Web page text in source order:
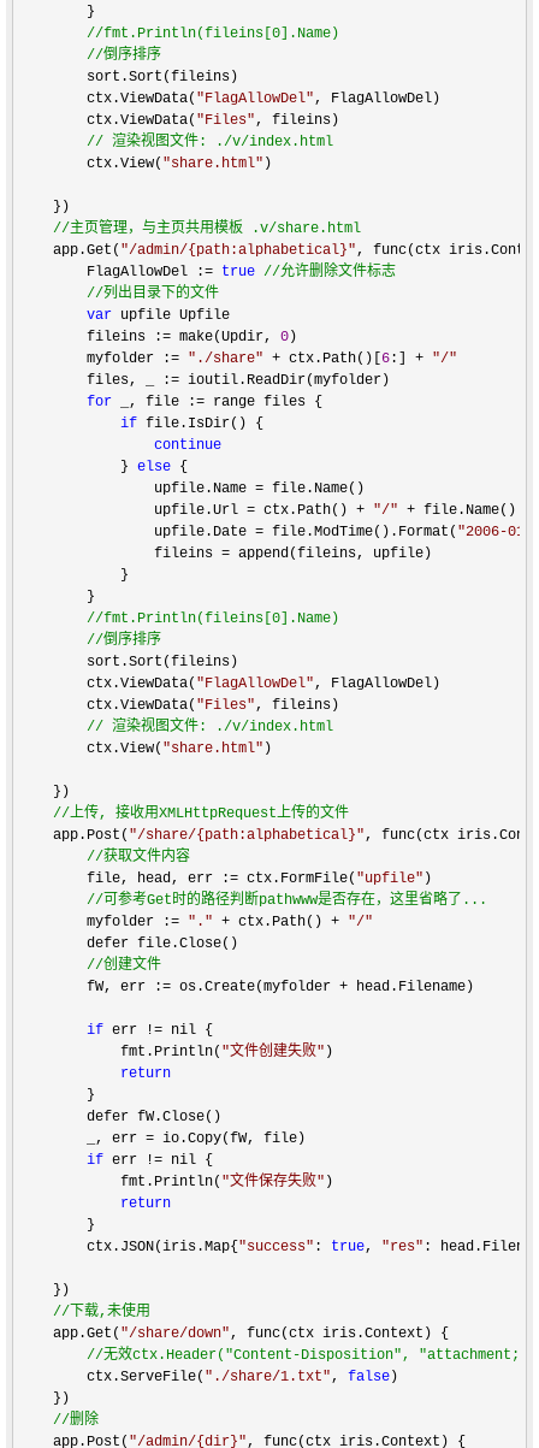
        }
//fmt.Println(fileins[0].Name)
//倒序排序
        sort.Sort(fileins)
        ctx.ViewData(
"FlagAllowDel" , FlagAllowDel)
        ctx.ViewData(
"Files" , fileins)
// 渲染视图文件: ./v/index.html
        ctx.View(
"share.html" )
    })
//主页管理，与主页共用模板 .v/share.html
    app.Get(
"/admin/{path:alphabetical}" , func(ctx
        FlagAllowDel :
= true //允许删除文件标志
//列出目录下的文件
var upfile Upfile
        fileins :
= make(Updir, 0)
        myfolder :
= " ./share" + ctx.Path()[6 :] + "/"
        files, _ :
= ioutil.ReadDir(myfolder)
for _, file := range files {
if file.IsDir() {
continue
            }
else {
                upfile.Name
= file.Name()
                upfile.Url
= ctx.Path() + "/" + file.Name()
                upfile.Date
= file.ModTime().Format( "2006-01-
                fileins
= append(fileins, upfile)
            }
        }
//fmt.Println(fileins[0].Name)
//倒序排序
        sort.Sort(fileins)
        ctx.ViewData(
"FlagAllowDel" , FlagAllowDel)
        ctx.ViewData(
"Files" , fileins)
// 渲染视图文件: ./v/index.html
        ctx.View(
"share.html" )
    })
//上传, 接收用XMLHttpRequest上传的文件
    app.Post(
"/share/{path:alphabetical}" , func(ctx
//获取文件内容
        file, head, err := ctx.FormFile(
"upfile" )
//可参考Get时的路径判断pathwww是否存在，这里省略了...
        myfolder :=
" . " + ctx.Path() + "/"
        defer file.Close()
//创建文件
        fW, err := os.Create(myfolder +
head.Filename)
if err != nil {
            fmt.Println(
"文件创建失败" )
return
        }
        defer fW.Close()
        _, err
= io.Copy(fW, file)
if err != nil {
            fmt.Println(
"文件保存失败" )
return
        }
        ctx.JSON(iris.Map{
"success" : true, "res" :
    })
// 下载,未使用
    app.Get(
"/share/down" , func(ctx iris.Context) {
//无效ctx.Header("Content-Disposition",
        ctx.ServeFile(
" ./share/1.txt" , false)
    })
//删除
    app.Post(
"/admin/{dir}" , func(ctx iris.Context) {